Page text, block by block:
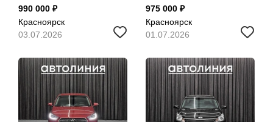
990 000
Красноярск
03.07.2026
975 000
Красноярск
01.07.2026